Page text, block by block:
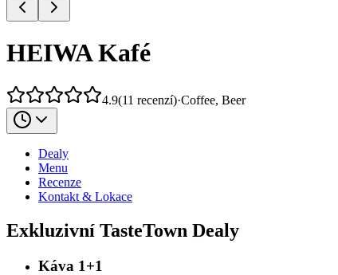
HEIWA Kafé
4.9(11 recenzí)·Coffee, Beer
Dealy
Menu
Recenze
Kontakt & Lokace
Exkluzivní TasteTown Dealy
Káva 1+1